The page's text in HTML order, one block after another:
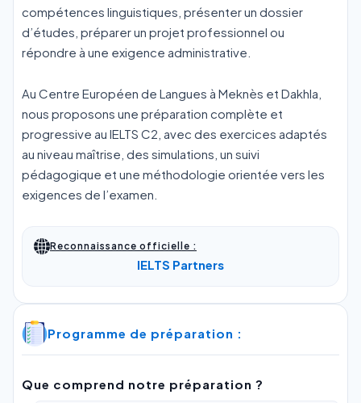
compétences linguistiques, présenter un dossier
d’études, préparer un projet professionnel ou
répondre à une exigence administrative.
Au Centre Européen de Langues à Meknès et Dakhla,
nous proposons une préparation complète et
progressive au IELTS C2, avec des exercices adaptés
au niveau maîtrise, des simulations, un suivi
pédagogique et une méthodologie orientée vers les
exigences de l’examen.
Reconnaissance officielle :
IELTS Partners
Programme de préparation :
Que comprend notre préparation ?